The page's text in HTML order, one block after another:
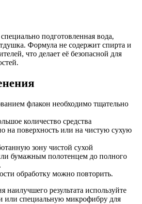
подготовленная вода,
Формула не содержит спирта и
что делает её безопасной для
флакон необходимо тщательно
количество средства
на поверхность или на чистую сухую
зону чистой сухой
бумажным полотенцем до полного
обработку можно повторить.
наилучшего результата используйте
или специальную микрофибру для